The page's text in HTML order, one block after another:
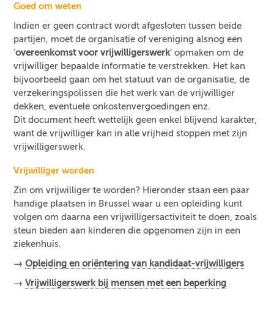
Goed om weten
Indien er geen contract wordt afgesloten tussen beide
partijen, moet de organisatie of vereniging alsnog een
‘overeenkomst voor vrijwilligerswerk’ opmaken om de
vrijwilliger bepaalde informatie te verstrekken. Het kan
bijvoorbeeld gaan om het statuut van de organisatie, de
verzekeringspolissen die het werk van de vrijwilliger
dekken, eventuele onkostenvergoedingen enz.
Dit document heeft wettelijk geen enkel blijvend karakter,
want de vrijwilliger kan in alle vrijheid stoppen met zijn
vrijwilligerswerk.
Vrijwilliger worden
Zin om vrijwilliger te worden? Hieronder staan een paar
handige plaatsen in Brussel waar u een opleiding kunt
volgen om daarna een vrijwilligersactiviteit te doen, zoals
steun bieden aan kinderen die opgenomen zijn in een
ziekenhuis.
→Opleiding en oriëntering van kandidaat-vrijwilligers
→Vrijwilligerswerk bij mensen met een beperking